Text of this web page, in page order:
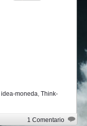
idea-moneda, Think-
1 Comentario